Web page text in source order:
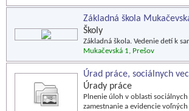
Základná škola
Školy
Základná škola. Vedenie detí k
Mukačevská 1, Prešov
Úrad práce, sociálnych
Úrady práce
Plnenie úloh v oblasti
zamestnanie a evidencie